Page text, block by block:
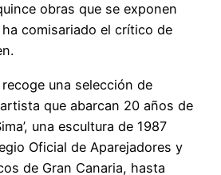
obras que se exponen
comisariado el crítico de
una selección de
que abarcan 20 años de
una escultura de 1987
Oficial de Aparejadores y
de Gran Canaria, hasta